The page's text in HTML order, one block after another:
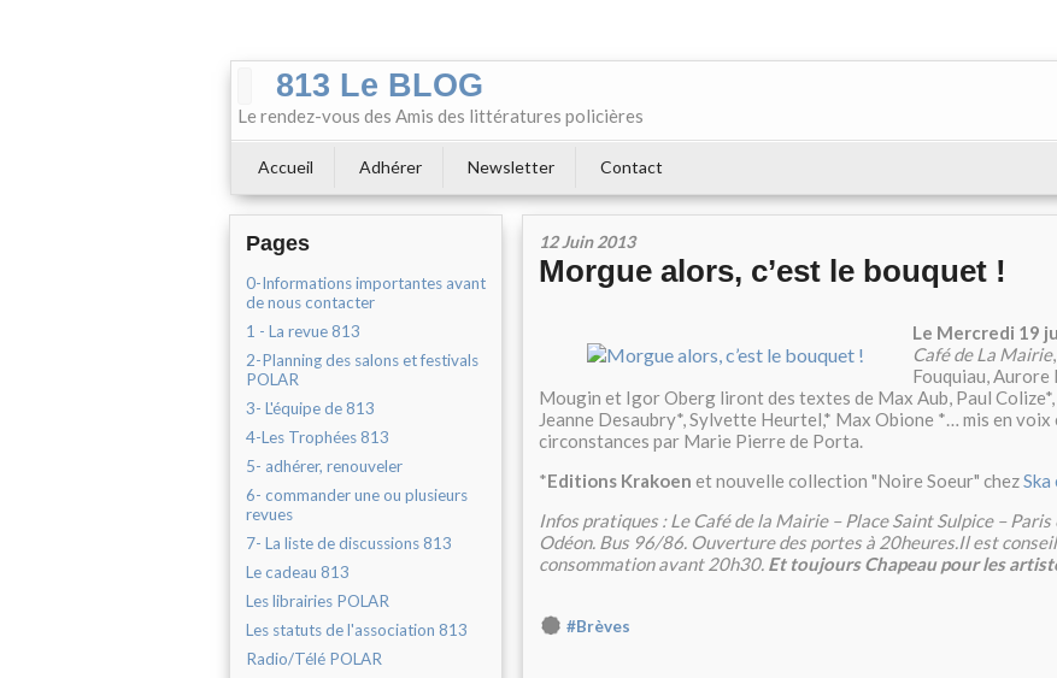
813 Le BLOG
Le rendez-vous des Amis des littératures policières
Accueil Adhérer Newsletter Contact
Pages
0-Informations importantes avant
de nous contacter
1 - La revue 813
2-Planning des salons et festivals
POLAR
3- L'équipe de 813
4-Les Trophées 813
5- adhérer, renouveler
6- commander une ou plusieurs
revues
7- La liste de discussions 813
Le cadeau 813
Les librairies POLAR
Les statuts de l'association 813
Radio/Télé POLAR
12 Juin 2013
Morgue alors, c’est le bouquet !
Le Mercredi 19
Café de La Mairie
Fouquiau,
Mougin et Igor Oberg liront des textes de Max Aub, Paul Colize*,
Jeanne Desaubry*, Sylvette Heurtel,* Max Obione *… mis en voix
circonstances par Marie Pierre de Porta.
*Editions Krakoen et nouvelle collection "Noire Soeur" chez
Infos pratiques : Le Café de la Mairie – Place Saint Sulpice –
Odéon. Bus 96/86. Ouverture des portes à 20heures.Il est
consommation avant 20h30. Et toujours Chapeau pour les
#Brèves